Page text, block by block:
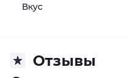
Вкус
Отзывы